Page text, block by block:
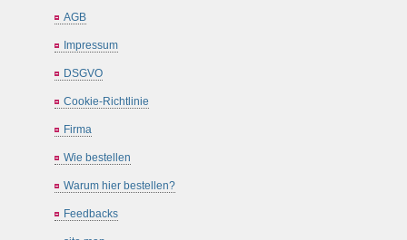
AGB
Impressum
DSGVO
Cookie-Richtlinie
Firma
Wie bestellen
Warum hier bestellen?
Feedbacks